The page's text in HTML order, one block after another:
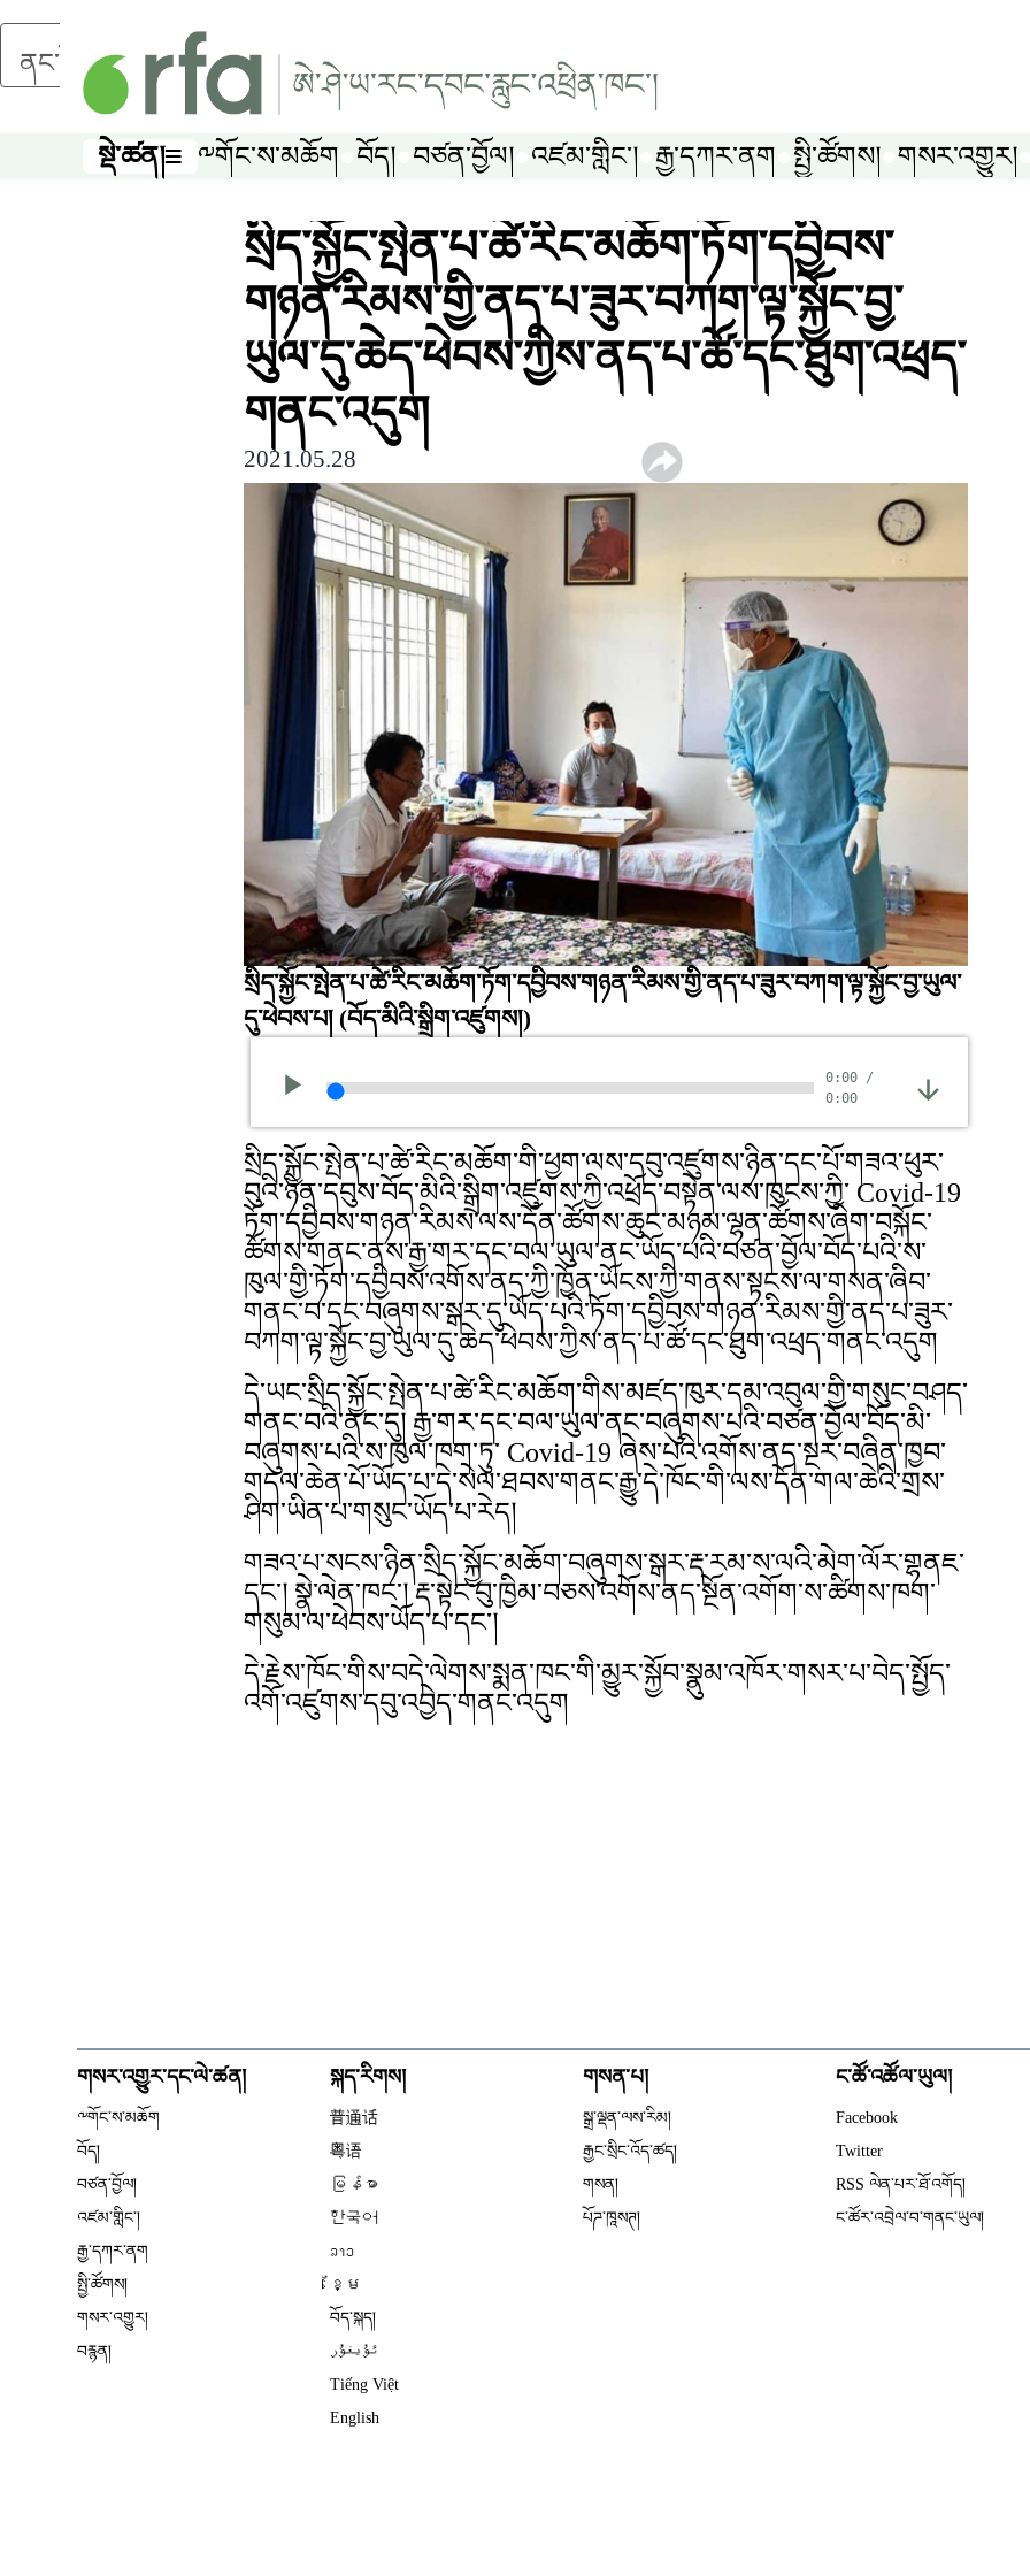
ནང་དོན་གཙོ་བོར་མཆོང་།
སྡེ་ཚན།
སྡེ་ཚན། ༸གོང་ས་མཆོག བོད། བཙན་བྱོལ། འཛམ་གླིང༌། རྒྱ་དཀར་ནག སྤྱི་ཚོགས། གསར་འགྱུར།
སྲིད་སྐྱོང་སྤེན་པ་ཚེ་རིང་མཆོག་ཏོག་དབྱིབས་
གཉན་རིམས་གྱི་ནད་པ་ཟུར་བཀག་ལྟ་སྐྱོང་བྱ་
ཡུལ་དུ་ཆེད་ཕེབས་ཀྱིས་ནད་པ་ཚོ་དང་ཐུག་འཕྲད་
གནང་འདུག
2021.05.28
སྲིད་སྐྱོང་སྤེན་པ་ཚེ་རིང་མཆོག་ཏོག་དབྱིབས་གཉན་རིམས་གྱི་ནད་པ་ཟུར་བཀག་ལྟ་སྐྱོང་བྱ་ཡུལ་
དུ་ཕེབས་པ། (བོད་མིའི་སྒྲིག་འཛུགས།)
0:00 /
0:00
སྲིད་སྐྱོང་སྤེན་པ་ཚེ་རིང་མཆོག་གི་ཕྱག་ལས་དབུ་འཛུགས་ཉིན་དང་པོ་གཟའ་ཕུར་
བུའི་ཉིན་དབུས་བོད་མིའི་སྒྲིག་འཛུགས་ཀྱི་འཕྲོད་བསྟེན་ལས་ཁུངས་ཀྱི་ Covid-19
ཏོག་དབྱིབས་གཉན་རིམས་ལས་དོན་ཚོགས་ཆུང་མཉམ་ལྷན་ཚོགས་ཞིག་བསྐོང་
ཚོགས་གནང་ནས་རྒྱ་གར་དང་བལ་ཡུལ་ནང་ཡོད་པའི་བཙན་བྱོལ་བོད་པའི་ས་
ཁུལ་གྱི་ཏོག་དབྱིབས་འགོས་ནད་ཀྱི་ཁྱོན་ཡོངས་ཀྱི་གནས་སྟངས་ལ་གསན་ཞིབ་
གནང་བ་དང་བཞུགས་སྒར་དུ་ཡོད་པའི་ཏོག་དབྱིབས་གཉན་རིམས་གྱི་ནད་པ་ཟུར་
བཀག་ལྟ་སྐྱོང་བྱ་ཡུལ་དུ་ཆེད་ཕེབས་ཀྱིས་ནད་པ་ཚོ་དང་ཐུག་འཕྲད་གནང་འདུག
དེ་ཡང་སྲིད་སྐྱོང་སྤེན་པ་ཚེ་རིང་མཆོག་གིས་མཛད་ཁུར་དམ་འབུལ་གྱི་གསུང་བཤད་
གནང་བའི་ནང་དུ། རྒྱ་གར་དང་བལ་ཡུལ་ནང་བཞུགས་པའི་བཙན་བྱོལ་བོད་མི་
བཞུགས་པའི་ས་ཁུལ་ཁག་ཏུ་ Covid-19 ཞེས་པའི་འགོས་ནད་སྔར་བཞིན་ཁྱབ་
གདལ་ཆེན་པོ་ཡོད་པ་དེ་སེལ་ཐབས་གནང་རྒྱུ་དེ་ཁོང་གི་ལས་དོན་གལ་ཆེའི་གྲས་
ཤིག་ཡིན་པ་གསུང་ཡོད་པ་རེད།
གཟའ་པ་སངས་ཉིན་སྲིད་སྐྱོང་མཆོག་བཞུགས་སྒར་རྡ་རམ་ས་ལའི་མེག་ལོར་གྷནཇ་
དང་། སྣེ་ལེན་ཁང་། རྡ་སྟེང་བུ་ཁྱིམ་བཅས་འགོས་ནད་སྔོན་འགོག་ས་ཚིགས་ཁག་
གསུམ་ལ་ཕེབས་ཡོད་པ་དང་།
དེ་རྗེས་ཁོང་གིས་བདེ་ལེགས་སྨན་ཁང་གི་མྱུར་སྐྱོབ་སྣུམ་འཁོར་གསར་པ་བེད་སྤྱོད་
འགོ་འཛུགས་དབུ་འབྱེད་གནང་འདུག
གསར་འགྱུར་དང་ལེ་ཚན།
༸གོང་ས་མཆོག
བོད།
བཙན་བྱོལ།
འཛམ་གླིང༌།
རྒྱ་དཀར་ནག
སྤྱི་ཚོགས།
གསར་འགྱུར།
བརྙན།
སྐད་རིགས།
普通话
粤语
မြန်မာ
한국어
ລາວ
ខ្មែ
བོད་སྐད།
ئۇيغۇر
Tiếng Việt
English
གསན་པ།
སྒྲ་ལྡན་ལས་རིམ།
རྒྱང་སྲིང་འོད་ཚད།
གསན།
པོཌ་ཁཱསཊ།
ང་ཚོ་འཚོལ་ཡུལ།
Facebook
Twitter
RSS ལེན་པར་ཐོ་འགོད།
ང་ཚོར་འབྲེལ་བ་གནང་ཡུལ།